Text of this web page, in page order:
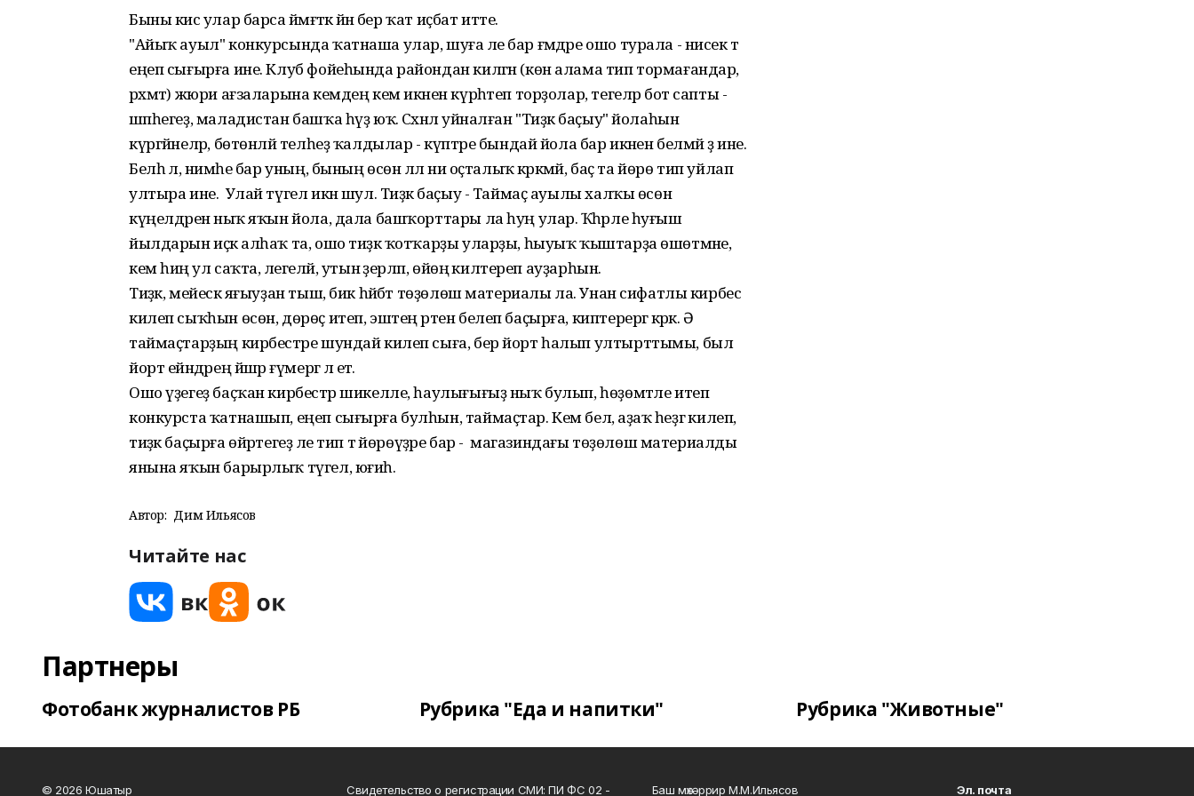
Быны кисә улар барса йәмәғәткә йәнә бер ҡат иҫбат итте.
"Айыҡ ауыл" конкурсында ҡатнаша улар, шуға әле бар ғәмдәре ошо турала - нисек тә
еңеп сығырға ине. Клуб фойеһында райондан килгән (көн алама тип тормағандар,
рәхмәт) жюри ағзаларына кемдең кем икәнен күрһәтеп торҙолар, тегеләр бот сапты -
шәпһегеҙ, маладистан башҡа һүҙ юҡ. Сәхнәлә уйналған "Тиҙәк баҫыу" йолаһын
күргәйнеләр, бөтөнләй телһеҙ ҡалдылар - күптәре бындай йола бар икәнен белмәй ҙә ине.
Белһә лә, нимәһе бар уның, бының өсөн әллә ни оҫталыҡ кәрәкмәй, баҫ та йөрө тип уйлап
ултыра ине. Улай түгел икән шул. Тиҙәк баҫыу - Таймаҫ ауылы халҡы өсөн
күңелдәренә ныҡ яҡын йола, дала башҡорттары ла һуң улар. Ҡәһәрле һуғыш
йылдарын иҫкә алһаҡ та, ошо тиҙәк ҡотҡарҙы уларҙы, һыуыҡ ҡыштарҙа өшөтмәне,
кем һиңә ул саҡта, әлегеләй, утын әҙерләп, өйөңә килтереп ауҙарһын.
Тиҙәк, мейескә яғыуҙан тыш, бик һәйбәт төҙөлөш материалы ла. Унан сифатлы кирбес
килеп сыҡһын өсөн, дөрөҫ итеп, эштең рәтен белеп баҫырға, киптерергә кәрәк. Ә
таймаҫтарҙың кирбестәре шундай килеп сыға, бер йорт һалып ултырттымы, был
йорт ейәндәрең йәшәр ғүмергә лә етә.
Ошо үҙегеҙ баҫҡан кирбестәр шикелле, һаулығығыҙ ныҡ булып, һөҙөмтәле итеп
конкурста ҡатнашып, еңеп сығырға булһын, таймаҫтар. Кем белә, аҙаҡ һеҙгә килеп,
тиҙәк баҫырға өйрәтегеҙ әле тип тә йөрөүҙәре бар - магазиндағы төҙөлөш материалды
янына яҡын барырлыҡ түгел, юғиһә.
Автор: Дим Ильясов
Читайте нас
Партнеры
Фотобанк журналистов РБ Рубрика "Еда и напитки" Рубрика "Животные"
© 2026 Юшатыр Свидетельство о регистрации СМИ: ПИ ФС 02 - Баш мөхәррир М.М.Ильясов Эл. почта